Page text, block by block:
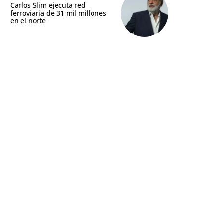
Carlos Slim ejecuta red
ferroviaria de 31 mil millones
en el norte